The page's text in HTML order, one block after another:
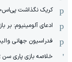
کریک نگذاشت
ادعای آلومینیوم: بر
فدراسیون جهانی
خلاصه بازی پاری سن ژرمن 1 -